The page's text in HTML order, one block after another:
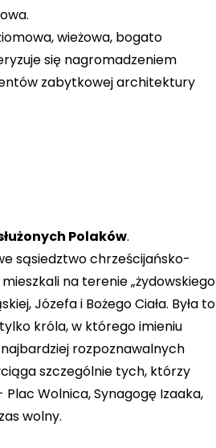
wieżowa, bogato
się nagromadzeniem
zabytkowej architektury
Polaków.
sąsiedztwo chrześcijańsko-
na terenie „żydowskiego
Józefa i Bożego Ciała. Była to
króla, w którego imieniu
najbardziej rozpoznawalnych
szczególnie tych, którzy
Wolnica, Synagogę Izaaka,
wolny.